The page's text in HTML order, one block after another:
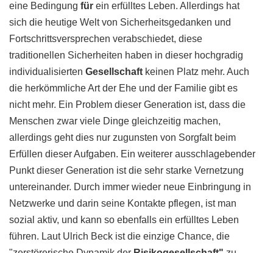
eine Bedingung für ein erfülltes Leben. Allerdings hat
sich die heutige Welt von Sicherheitsgedanken und
Fortschrittsversprechen verabschiedet, diese
traditionellen Sicherheiten haben in dieser hochgradig
individualisierten Gesellschaft keinen Platz mehr. Auch
die herkömmliche Art der Ehe und der Familie gibt es
nicht mehr. Ein Problem dieser Generation ist, dass die
Menschen zwar viele Dinge gleichzeitig machen,
allerdings geht dies nur zugunsten von Sorgfalt beim
Erfüllen dieser Aufgaben. Ein weiterer ausschlagebender
Punkt dieser Generation ist die sehr starke Vernetzung
untereinander. Durch immer wieder neue Einbringung in
Netzwerke und darin seine Kontakte pflegen, ist man
sozial aktiv, und kann so ebenfalls ein erfülltes Leben
führen. Laut Ulrich Beck ist die einzige Chance, die